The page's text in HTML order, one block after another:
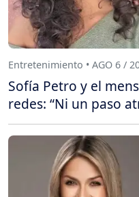
Entretenimiento • AGO 6 /
Sofía Petro y el
redes: “Ni un paso